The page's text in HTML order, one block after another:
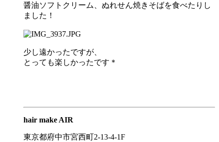
醤油ソフトクリーム、ぬれせん焼きそばを食べたりし
ました！
少し遠かったですが、
とっても楽しかったです＊
hair make AIR
東京都府中市宮西町2-13-4-1F